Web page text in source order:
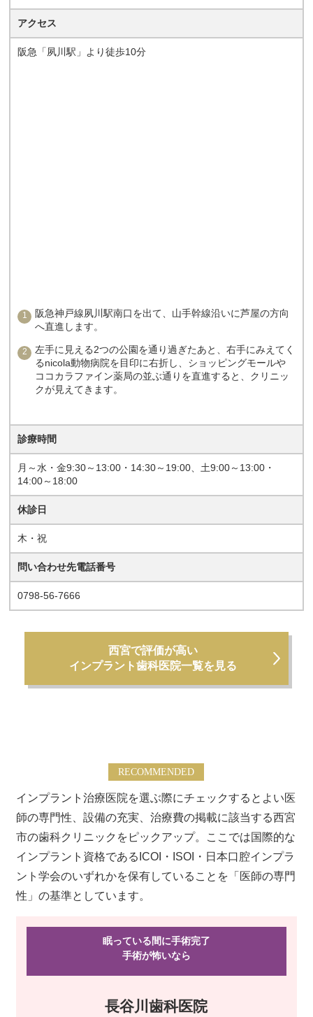
アクセス
阪急「夙川駅」より徒歩10分
阪急神戸線夙川駅南口を出て、山手幹線沿いに芦屋の方向
へ直進します。
左手に見える2つの公園を通り過ぎたあと、右手にみえてく
るnicola動物病院を目印に右折し、ショッピングモールや
ココカラファイン薬局の並ぶ通りを直進すると、クリニッ
クが見えてきます。
診療時間
月～水・金9:30～13:00・14:30～19:00、土9:00～13:00・
14:00～18:00
休診日
木・祝
問い合わせ先電話番号
0798-56-7666
西宮で評価が高い
インプラント歯科医院一覧を見る
RECOMMENDED
インプラント治療医院を選ぶ際にチェックするとよい医
師の専門性、設備の充実、治療費の掲載に該当する西宮
市の歯科クリニックをピックアップ。ここでは国際的な
インプラント資格であるICOI・ISOI・日本口腔インプラ
ント学会のいずれかを保有していることを「医師の専門
性」の基準としています。
眠っている間に手術完了
手術が怖いなら
長谷川歯科医院